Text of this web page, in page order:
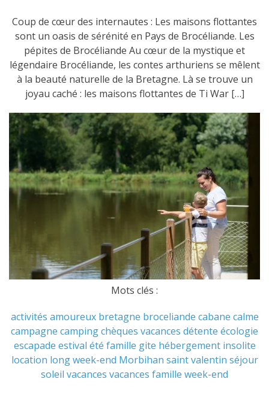
Coup de cœur des internautes : Les maisons flottantes
sont un oasis de sérénité en Pays de Brocéliande. Les
pépites de Brocéliande Au cœur de la mystique et
légendaire Brocéliande, les contes arthuriens se mêlent
à la beauté naturelle de la Bretagne. Là se trouve un
joyau caché : les maisons flottantes de Ti War […]
Mots clés :
activités amoureux bretagne broceliande cabane calme
campagne campingchèques vacances détente écologie
escapade estival été famille gite hébergement insolite
location long week-end Morbihan saint valentin séjour
soleil vacances vacances famille week-end